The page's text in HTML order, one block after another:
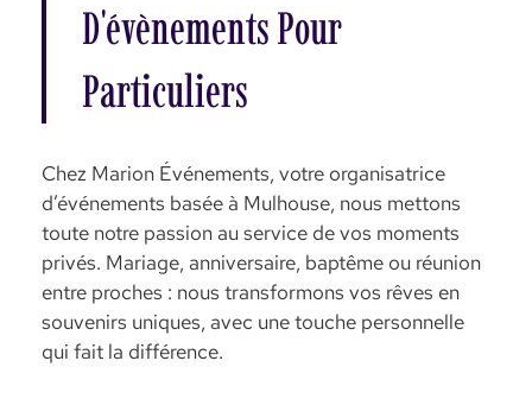
D'évènements Pour
Particuliers
Chez Marion Événements, votre organisatrice
d’événements basée à Mulhouse, nous mettons
toute notre passion au service de vos moments
privés. Mariage, anniversaire, baptême ou réunion
entre proches : nous transformons vos rêves en
souvenirs uniques, avec une touche personnelle
qui fait la différence.